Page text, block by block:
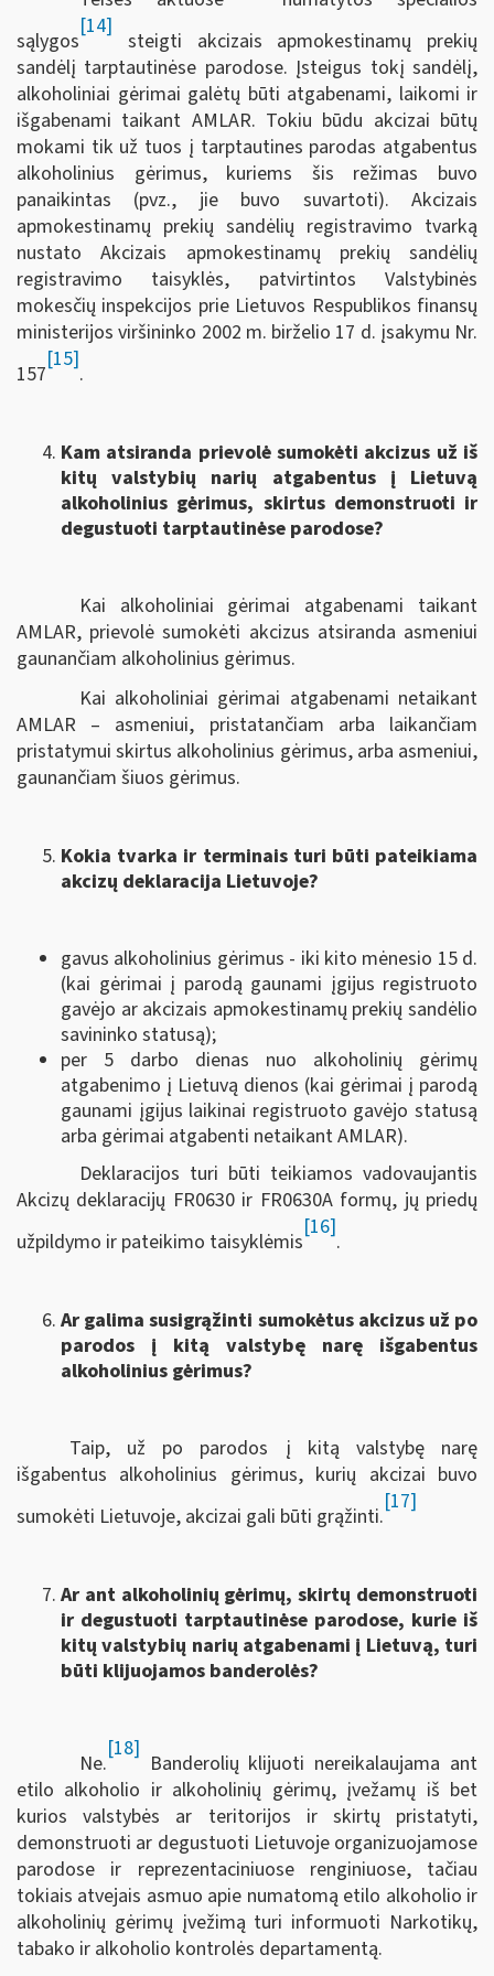
sąlygos
[14]
steigti akcizais apmokestinamų prekių
sandėlį tarptautinėse parodose. Įsteigus tokį sandėlį,
alkoholiniai gėrimai galėtų būti atgabenami, laikomi ir
išgabenami taikant AMLAR. Tokiu būdu akcizai būtų
mokami tik už tuos į tarptautines parodas atgabentus
alkoholinius gėrimus, kuriems šis režimas buvo
panaikintas (pvz., jie buvo suvartoti). Akcizais
apmokestinamų prekių sandėlių registravimo tvarką
nustato Akcizais apmokestinamų prekių sandėlių
registravimo taisyklės, patvirtintos Valstybinės
mokesčių inspekcijos prie Lietuvos Respublikos finansų
ministerijos viršininko 2002 m. birželio 17 d. įsakymu Nr.
157
[15]
.
Kam atsiranda prievolė sumokėti akcizus už iš
kitų valstybių narių atgabentus į Lietuvą
alkoholinius gėrimus, skirtus demonstruoti ir
degustuoti tarptautinėse parodose?
Kai alkoholiniai gėrimai atgabenami taikant
AMLAR, prievolė sumokėti akcizus atsiranda asmeniui
gaunančiam alkoholinius gėrimus.
Kai alkoholiniai gėrimai atgabenami netaikant
AMLAR – asmeniui, pristatančiam arba laikančiam
pristatymui skirtus alkoholinius gėrimus, arba asmeniui,
gaunančiam šiuos gėrimus.
Kokia tvarka ir terminais turi būti pateikiama
akcizų deklaracija Lietuvoje?
gavus alkoholinius gėrimus - iki kito mėnesio 15 d.
(kai gėrimai į parodą gaunami įgijus registruoto
gavėjo ar akcizais apmokestinamų prekių sandėlio
savininko statusą);
per 5 darbo dienas nuo alkoholinių gėrimų
atgabenimo į Lietuvą dienos (kai gėrimai į parodą
gaunami įgijus laikinai registruoto gavėjo statusą
arba gėrimai atgabenti netaikant AMLAR).
Deklaracijos turi būti teikiamos vadovaujantis
Akcizų deklaracijų FR0630 ir FR0630A formų, jų priedų
užpildymo ir pateikimo taisyklėmis
[16]
.
Ar galima susigrąžinti sumokėtus akcizus už po
parodos į kitą valstybę narę išgabentus
alkoholinius gėrimus?
Taip, už po parodos į kitą valstybę narę
išgabentus alkoholinius gėrimus, kurių akcizai buvo
sumokėti Lietuvoje, akcizai gali būti grąžinti.
[17]
Ar ant alkoholinių gėrimų, skirtų demonstruoti
ir degustuoti tarptautinėse parodose, kurie iš
kitų valstybių narių atgabenami į Lietuvą, turi
būti klijuojamos banderolės?
Ne.
[18]
Banderolių klijuoti nereikalaujama ant
etilo alkoholio ir alkoholinių gėrimų, įvežamų iš bet
kurios valstybės ar teritorijos ir skirtų pristatyti,
demonstruoti ar degustuoti Lietuvoje organizuojamose
parodose ir reprezentaciniuose renginiuose, tačiau
tokiais atvejais asmuo apie numatomą etilo alkoholio ir
alkoholinių gėrimų įvežimą turi informuoti Narkotikų,
tabako ir alkoholio kontrolės departamentą.